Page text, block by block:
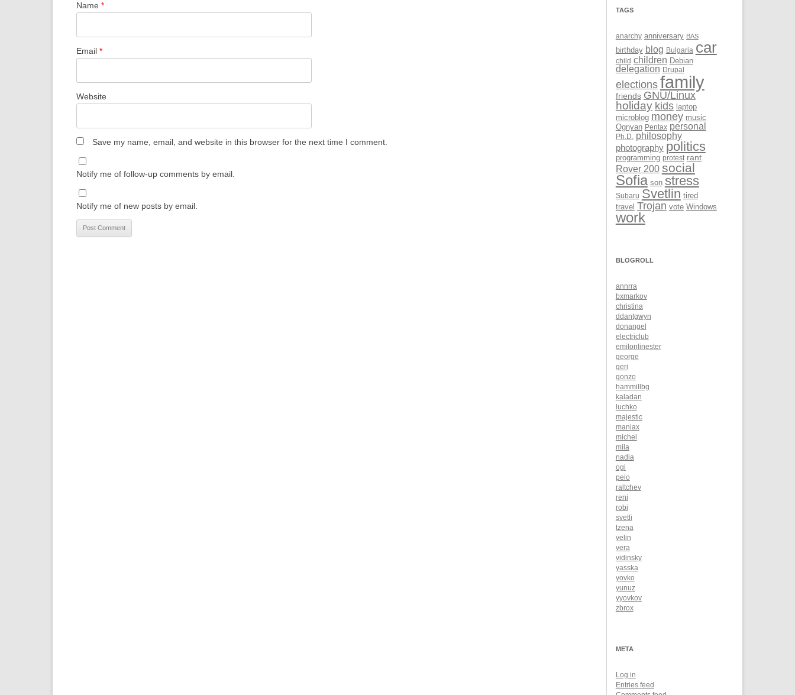
Name *
Email *
Website
Save my name, email, and website in this browser for the next time I comment.
Notify me of follow-up comments by email.
Notify me of new posts by email.
TAGS
anarchy anniversary BAS
birthday blog Bulgaria car
child children Debian
delegation Drupal
elections family
friends GNU/Linux
holiday kids laptop
microblog money music
Ognyan Pentax personal
Ph.D. philosophy
photography politics
programming protest rant
Rover 200 social
Sofia son stress
Subaru Svetlin tired
travel Trojan vote Windows
work
BLOGROLL
annrra
bxmarkov
christina
ddantgwyn
donangel
electriclub
emilonlinester
george
geri
gonzo
hammillbg
kaladan
luchko
majestic
maniax
michel
mila
nadia
ogi
peio
raltchev
reni
robi
svetli
tzena
velin
vera
vidinsky
yasska
yovko
yunuz
yyovkov
zbrox
META
Log in
Entries feed